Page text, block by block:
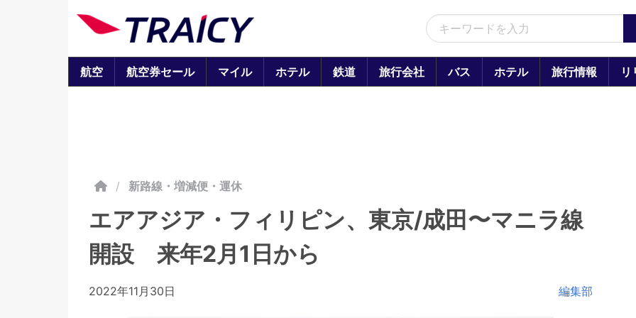
航空 航空券セール マイル ホテル 鉄道 旅行会社 バス ホテル 旅行情報 リ
/ 新路線・増減便・運休
エアアジア・フィリピン、東京/成田〜マニラ線
開設 来年2月1日から
2022年11月30日 編集部